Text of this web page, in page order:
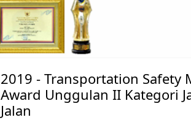
2019 - Transportation Safety
Award Unggulan II Kategori
Jalan